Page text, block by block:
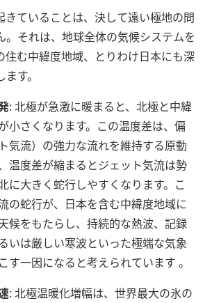
きていることは、決して遠い極地の問
。それは、地球全体の気候システムを
住む中緯度地域、とりわけ日本にも深
す。
: 北極が急激に暖まると、北極と中緯
小さくなります。この温度差は、偏
気流）の強力な流れを維持する原動
温度差が縮まるとジェット気流は勢
に大きく蛇行しやすくなります。こ
の蛇行が、日本を含む中緯度地域に
候をもたらし、持続的な熱波、記録
いは厳しい寒波といった極端な気象
す一因になると考えられています 。
: 北極温暖化増幅は、世界最大の氷の